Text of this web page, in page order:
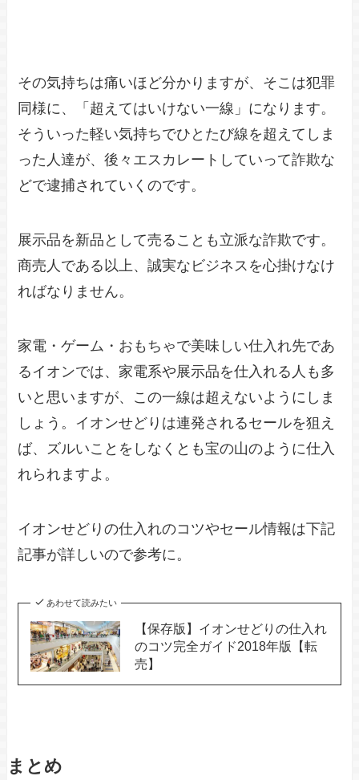
その気持ちは痛いほど分かりますが、そこは犯罪
同様に、「超えてはいけない一線」になります。
そういった軽い気持ちでひとたび線を超えてしま
った人達が、後々エスカレートしていって詐欺な
どで逮捕されていくのです。
展示品を新品として売ることも立派な詐欺です。
商売人である以上、誠実なビジネスを心掛けなけ
ればなりません。
家電・ゲーム・おもちゃで美味しい仕入れ先であ
るイオンでは、家電系や展示品を仕入れる人も多
いと思いますが、この一線は超えないようにしま
しょう。イオンせどりは連発されるセールを狙え
ば、ズルいことをしなくとも宝の山のように仕入
れられますよ。
イオンせどりの仕入れのコツやセール情報は下記
記事が詳しいので参考に。
あわせて読みたい
【保存版】イオンせどりの仕入れ
のコツ完全ガイド2018年版【転
売】
まとめ